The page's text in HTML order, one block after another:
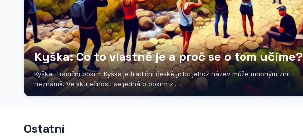
Kyška: Co to vlastně je a proč se o tom učíme?
Kyška: Tradiční pokrm Kyška je tradiční české jídlo, jehož název může mnohým znít
neznámě. Ve skutečnosti se jedná o pokrm z...
Ostatní